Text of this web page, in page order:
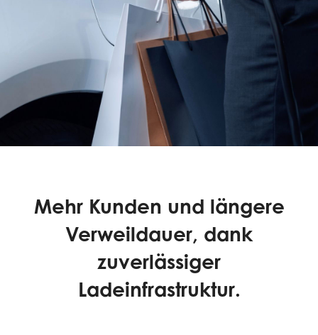
gewerbliche
Standorte
Mehr Kunden und längere
Verweildauer, dank
zuverlässiger
Ladeinfrastruktur.